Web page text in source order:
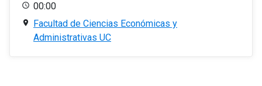
00:00
Facultad de Ciencias Económicas y
Administrativas UC